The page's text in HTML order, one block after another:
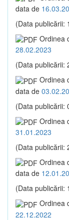
data de
(Data publicării:
Ordinea
28.02.2023
(Data publicării:
Ordinea
data de
(Data publicării:
Ordinea
31.01.2023
(Data publicării:
Ordinea
data de
(Data publicării:
Ordinea
22.12.2022